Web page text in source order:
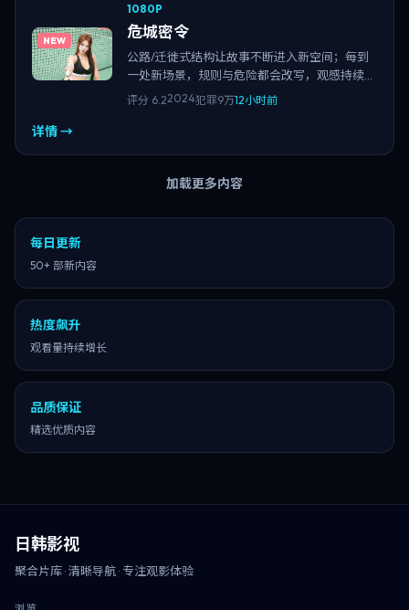
NEW
1080P
危城密令
公路/迁徙式结构让故事不断进入新空间；每到
一处新场景，规则与危险都会改写，观感持续刷
新。
评分 6.22024犯罪9万12小时前
详情 →
加载更多内容
每日更新
50+ 部新内容
热度飙升
观看量持续增长
品质保证
精选优质内容
日韩影视
聚合片库 · 清晰导航 · 专注观影体验